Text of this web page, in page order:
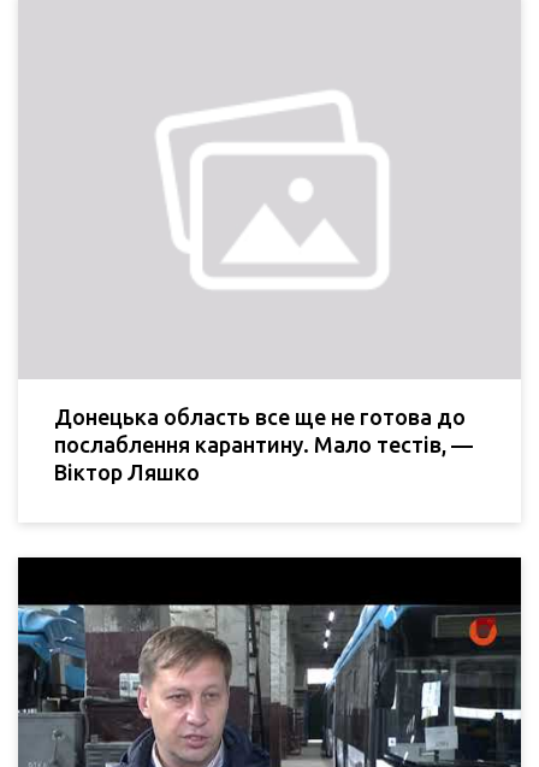
Донецька область все ще не готова до
послаблення карантину. Мало тестів, —
Віктор Ляшко